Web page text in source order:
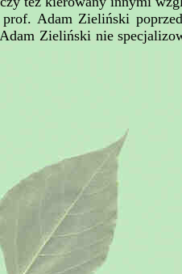
Adam Zieliński
Zieliński nie